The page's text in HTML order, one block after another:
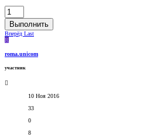
Выполнить
Вперёд Last
R
roma.unicom
участник
10 Ноя 2016
33
0
8